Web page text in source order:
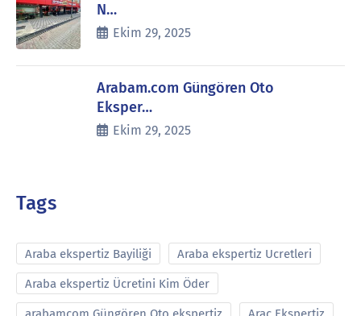
N…
Ekim 29, 2025
Arabam.com Güngören Oto
Eksper…
Ekim 29, 2025
Tags
Araba ekspertiz Bayiliği Araba ekspertiz Ucretleri
Araba ekspertiz Ücretini Kim Öder